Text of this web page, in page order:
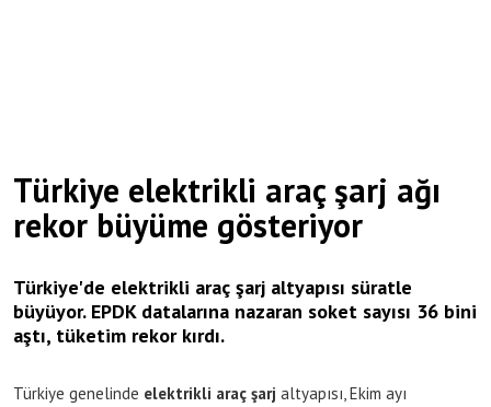
Türkiye elektrikli araç şarj ağı
rekor büyüme gösteriyor
Türkiye'de elektrikli araç şarj altyapısı süratle
büyüyor. EPDK datalarına nazaran soket sayısı 36 bini
aştı, tüketim rekor kırdı.
Türkiye genelinde elektrikli araç şarj altyapısı, Ekim ayı